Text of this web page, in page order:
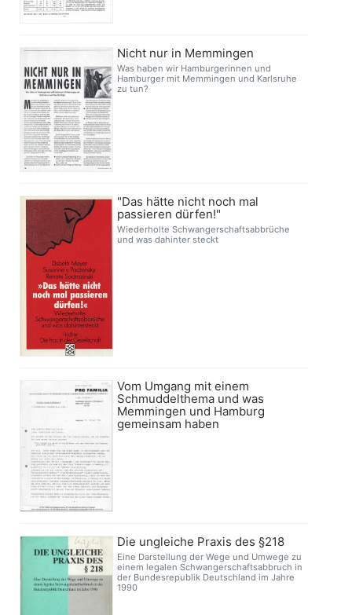
Nicht nur in Memmingen
Was haben wir Hamburgerinnen und
Hamburger mit Memmingen und Karlsruhe
zu tun?
"Das hätte nicht noch mal
passieren dürfen!"
Wiederholte Schwangerschaftsabbrüche
und was dahinter steckt
Vom Umgang mit einem
Schmuddelthema und was
Memmingen und Hamburg
gemeinsam haben
Die ungleiche Praxis des §218
Eine Darstellung der Wege und Umwege zu
einem legalen Schwangerschaftsabbruch in
der Bundesrepublik Deutschland im Jahre
1990